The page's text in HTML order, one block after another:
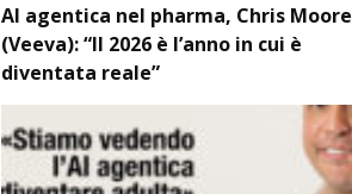
AI agentica nel pharma, Chris Moore
(Veeva): “Il 2026 è l’anno in cui è
diventata reale”